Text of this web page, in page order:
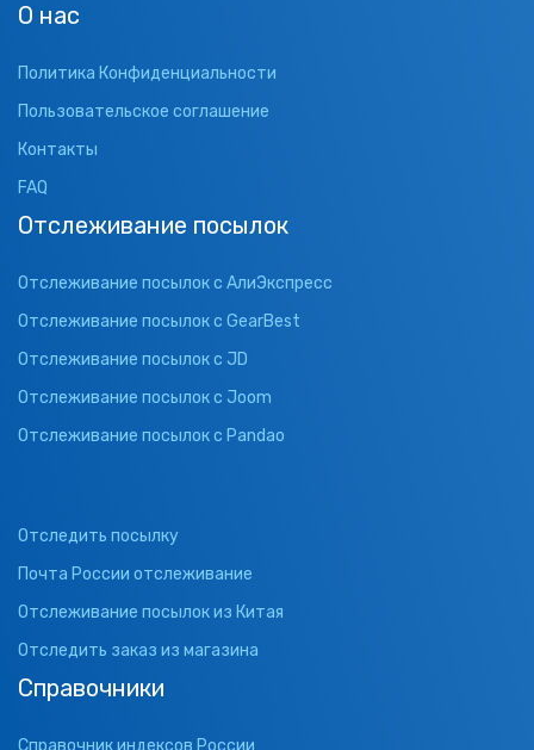
О нас
Политика Конфиденциальности
Пользовательское соглашение
Контакты
FAQ
Отслеживание посылок
Отслеживание посылок с АлиЭкспресс
Отслеживание посылок с GearBest
Отслеживание посылок с JD
Отслеживание посылок с Joom
Отслеживание посылок с Pandao
Отследить посылку
Почта России отслеживание
Отслеживание посылок из Китая
Отследить заказ из магазина
Справочники
Справочник индексов России